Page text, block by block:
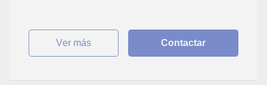
ver más Contactar